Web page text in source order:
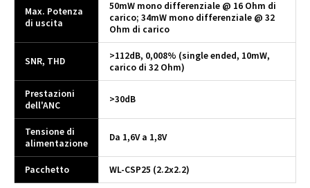
Max. Potenza
di uscita
50mW mono differenziale @ 16 Ohm di
carico; 34mW mono differenziale @ 32
Ohm di carico
SNR, THD
>112dB, 0,008% (single ended, 10mW,
carico di 32 Ohm)
Prestazioni
dell'ANC
>30dB
Tensione di
alimentazione
Da 1,6V a 1,8V
Pacchetto WL-CSP25 (2.2x2.2)